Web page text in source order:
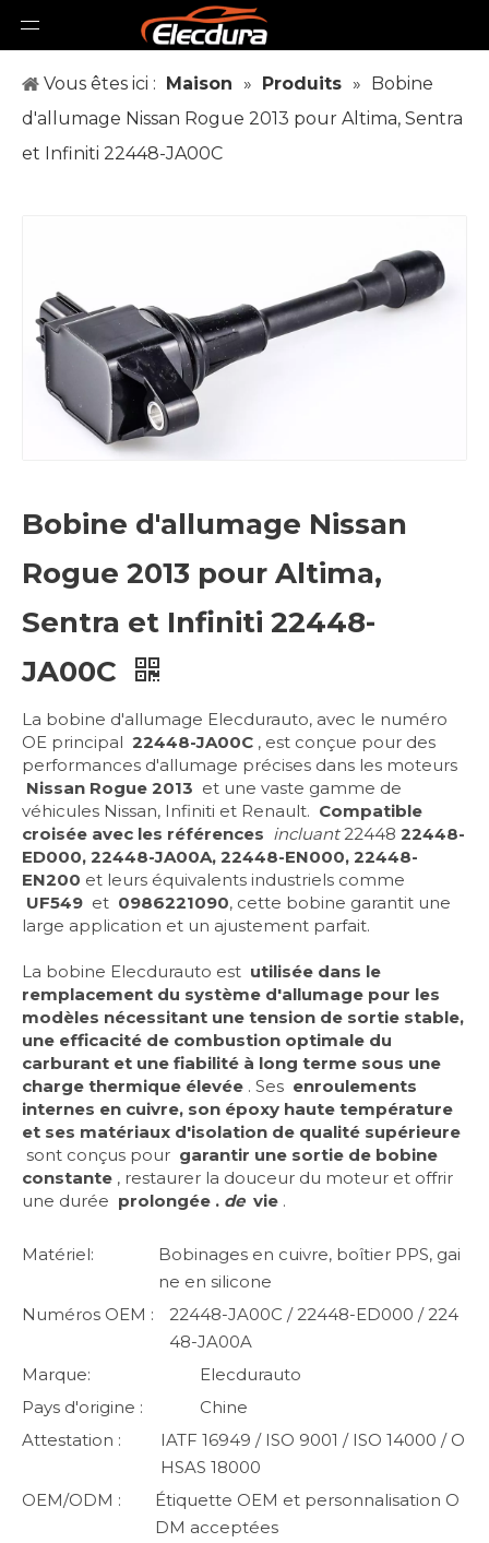
Vous êtes ici : Maison » Produits » Bobine
d'allumage Nissan Rogue 2013 pour Altima, Sentra
et Infiniti 22448-JA00C
Bobine d'allumage Nissan
Rogue 2013 pour Altima,
Sentra et Infiniti 22448-
JA00C
La bobine d'allumage Elecdurauto, avec le numéro
OE principal 22448-JA00C , est conçue pour des
performances d'allumage précises dans les moteurs
Nissan Rogue 2013 et une vaste gamme de
véhicules Nissan, Infiniti et Renault. Compatible
croisée avec les références incluant22448 22448-
ED000, 22448-JA00A, 22448-EN000, 22448-
EN200 et leurs équivalents industriels comme
UF549 et 0986221090, cette bobine garantit une
large application et un ajustement parfait.
La bobine Elecdurauto est utilisée dans le
remplacement du système d'allumage pour les
modèles nécessitant une tension de sortie stable,
une efficacité de combustion optimale du
carburant et une fiabilité à long terme sous une
charge thermique élevée . Ses enroulements
internes en cuivre, son époxy haute température
et ses matériaux d'isolation de qualité supérieure
sont conçus pour garantir une sortie de bobine
constante , restaurer la douceur du moteur et offrir
une durée prolongée . de vie .
Matériel:
Bobinages en cuivre, boîtier PPS, gai
ne en silicone
Numéros OEM :
22448-JA00C / 22448-ED000 / 224
48-JA00A
Marque:
Elecdurauto
Pays d'origine :
Chine
Attestation :
IATF 16949 / ISO 9001 / ISO 14000 / O
HSAS 18000
OEM/ODM :
Étiquette OEM et personnalisation O
DM acceptées